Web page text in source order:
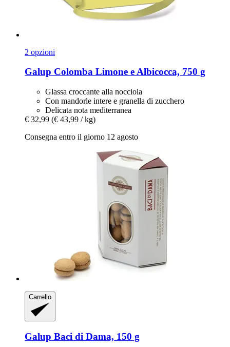
2 opzioni
Galup Colomba Limone e Albicocca, 750 g
Glassa croccante alla nocciola
Con mandorle intere e granella di zucchero
Delicata nota mediterranea
€ 32,99 (€ 43,99 / kg)
Consegna entro il giorno 12 agosto
Carrello
Galup Baci di Dama, 150 g